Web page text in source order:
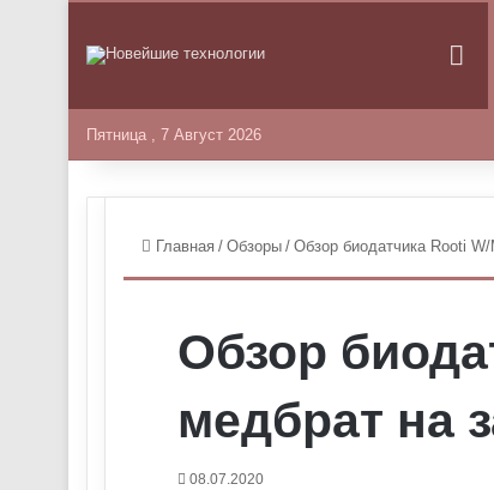
Пятница , 7 Август 2026
Главная / Обзоры / Обзор биодатчика Rooti
Обзор
медбрат на
08.07.2020